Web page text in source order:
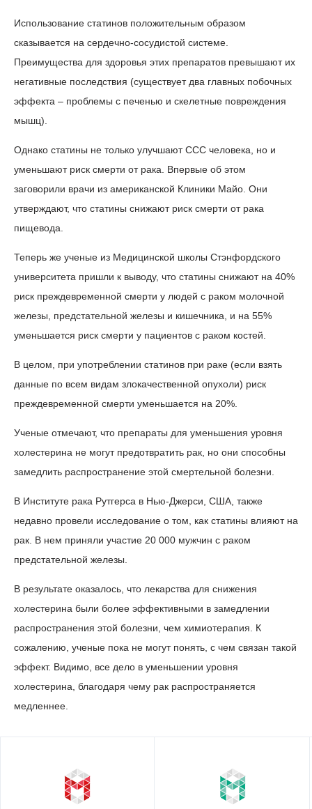
Использование статинов положительным образом
сказывается на сердечно-сосудистой системе.
Преимущества для здоровья этих препаратов превышают их
негативные последствия (существует два главных побочных
эффекта – проблемы с печенью и скелетные повреждения
мышц).
Однако статины не только улучшают ССС человека, но и
уменьшают риск смерти от рака. Впервые об этом
заговорили врачи из американской Клиники Майо. Они
утверждают, что статины снижают риск смерти от рака
пищевода.
Теперь же ученые из Медицинской школы Стэнфордского
университета пришли к выводу, что статины снижают на 40%
риск преждевременной смерти у людей с раком молочной
железы, предстательной железы и кишечника, и на 55%
уменьшается риск смерти у пациентов с раком костей.
В целом, при употреблении статинов при раке (если взять
данные по всем видам злокачественной опухоли) риск
преждевременной смерти уменьшается на 20%.
Ученые отмечают, что препараты для уменьшения уровня
холестерина не могут предотвратить рак, но они способны
замедлить распространение этой смертельной болезни.
В Институте рака Рутгерса в Нью-Джерси, США, также
недавно провели исследование о том, как статины влияют на
рак. В нем приняли участие 20 000 мужчин с раком
предстательной железы.
В результате оказалось, что лекарства для снижения
холестерина были более эффективными в замедлении
распространения этой болезни, чем химиотерапия. К
сожалению, ученые пока не могут понять, с чем связан такой
эффект. Видимо, все дело в уменьшении уровня
холестерина, благодаря чему рак распространяется
медленнее.